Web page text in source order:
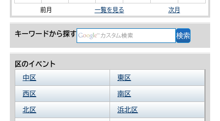
前月 一覧を見る 次月
キーワードから探す
区のイベント
中区
東区
西区 南区
北区 浜北区